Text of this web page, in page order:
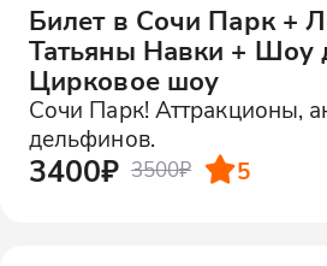
Билет в Сочи Парк +
Татьяны Навки + Шоу
Цирковое шоу
Сочи Парк! Аттракционы,
дельфинов.
3400₽ 3500₽ 5